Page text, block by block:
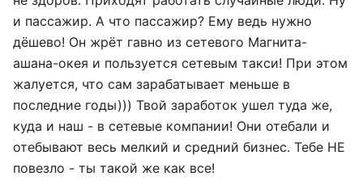
и пассажир. А что пассажир? Ему ведь нужно
дёшево! Он жрёт гавно из сетевого Магнита-
ашана-окея и пользуется сетевым такси! При этом
жалуется, что сам зарабатывает меньше в
последние годы))) Твой заработок ушел туда же,
куда и наш - в сетевые компании! Они отебали и
отебывают весь мелкий и средний бизнес. Тебе НЕ
повезло - ты такой же как все!